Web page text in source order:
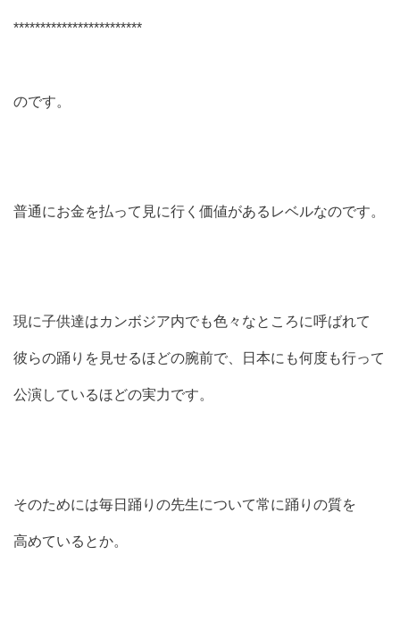
************************
のです。
普通にお金を払って見に行く価値があるレベルなのです。
現に子供達はカンボジア内でも色々なところに呼ばれて
彼らの踊りを見せるほどの腕前で、日本にも何度も行って
公演しているほどの実力です。
そのためには毎日踊りの先生について常に踊りの質を
高めているとか。